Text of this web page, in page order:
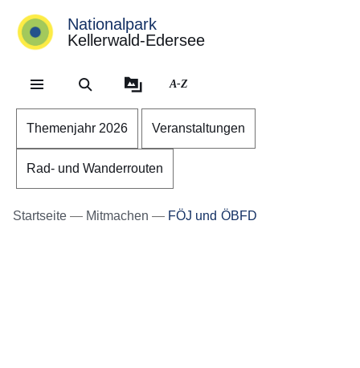
Direkt zum Kopf der
Direkt zum Inhalt
Direkt zum Fuß der
Nationalpark
Kellerwald-Edersee
A-Z
Themenjahr 2026 Veranstaltungen
Rad- und Wanderrouten
Startseite Mitmachen FÖJ und ÖBFD